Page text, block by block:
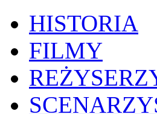
HISTORIA
FILMY